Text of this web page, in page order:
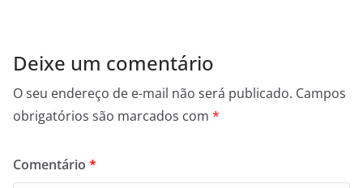
Deixe um comentário
O seu endereço de e-mail não será publicado. Campos
obrigatórios são marcados com *
Comentário *